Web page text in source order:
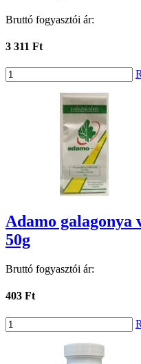
Bruttó fogyasztói ár:
3 311 Ft
Adamo galagonya
50g
Bruttó fogyasztói ár:
403 Ft